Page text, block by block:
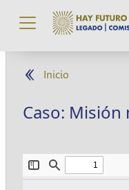
Pasar al contenido
Inicio
Caso: Misión